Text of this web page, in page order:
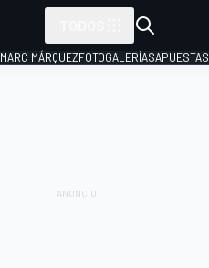
MARC MÁRQUEZFOTOGALERÍASAPUESTAS